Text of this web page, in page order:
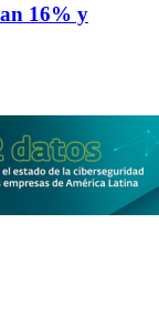
16% y